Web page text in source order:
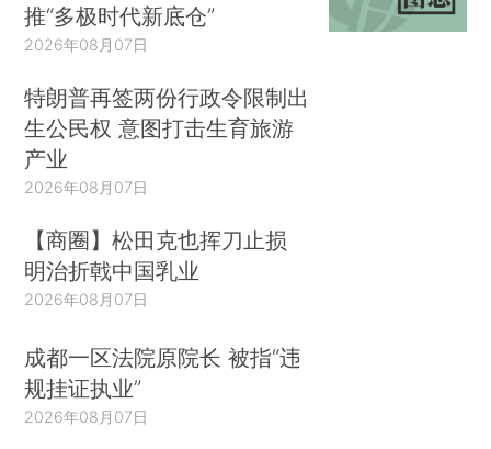
推“多极时代新底仓”
2026年08月07日
特朗普再签两份行政令限制出
生公民权 意图打击生育旅游
产业
2026年08月07日
【商圈】松田克也挥刀止损
明治折戟中国乳业
2026年08月07日
成都一区法院原院长 被指“违
规挂证执业”
2026年08月07日